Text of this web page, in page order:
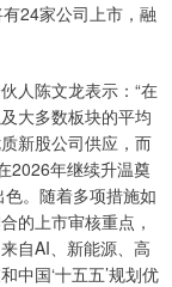
24家公司上市，融
人陈文龙表示：“在
大多数板块的平均
新股公司供应，而
2026年继续升温奠
。随着多项措施如
的上市审核重点，
自AI、新能源、高
中国‘十五五’规划优